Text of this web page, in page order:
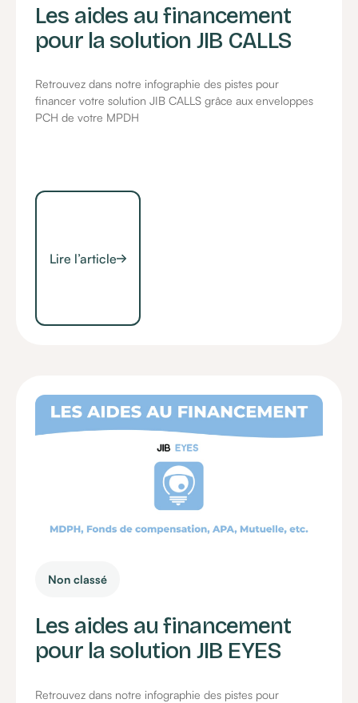
Les aides au financement
pour la solution JIB CALLS
Retrouvez dans notre infographie des pistes pour
financer votre solution JIB CALLS grâce aux enveloppes
PCH de votre MPDH
Lire l’article
Non classé
Les aides au financement
pour la solution JIB EYES
Retrouvez dans notre infographie des pistes pour